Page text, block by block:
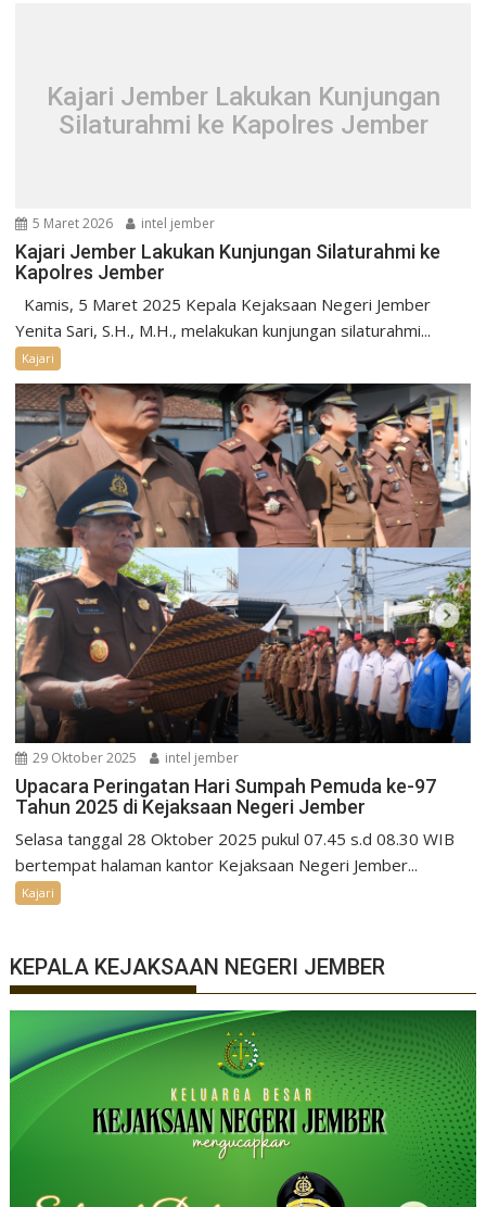
Kajari Jember Lakukan Kunjungan
Silaturahmi ke Kapolres Jember
5 Maret 2026 intel jember
Kajari Jember Lakukan Kunjungan Silaturahmi ke
Kapolres Jember
Kamis, 5 Maret 2025 Kepala Kejaksaan Negeri Jember
Yenita Sari, S.H., M.H., melakukan kunjungan silaturahmi...
Kajari
29 Oktober 2025 intel jember
Upacara Peringatan Hari Sumpah Pemuda ke-97
Tahun 2025 di Kejaksaan Negeri Jember
Selasa tanggal 28 Oktober 2025 pukul 07.45 s.d 08.30 WIB
bertempat halaman kantor Kejaksaan Negeri Jember...
Kajari
KEPALA KEJAKSAAN NEGERI JEMBER